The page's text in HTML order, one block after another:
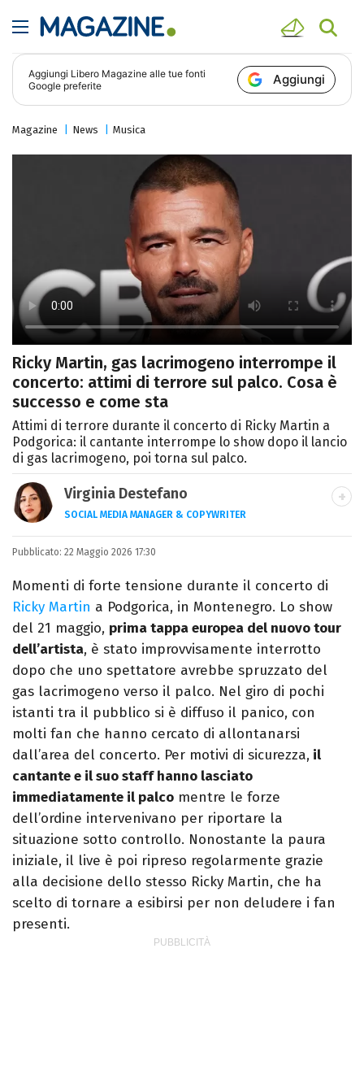
Aggiungi Libero Magazine alle tue fonti
Google preferite
Aggiungi
Magazine News Musica
Ricky Martin, gas lacrimogeno interrompe il
concerto: attimi di terrore sul palco. Cosa è
successo e come sta
Attimi di terrore durante il concerto di Ricky Martin a
Podgorica: il cantante interrompe lo show dopo il lancio
di gas lacrimogeno, poi torna sul palco.
Virginia Destefano
SOCIAL MEDIA MANAGER & COPYWRITER
Una passione smisurata per le serie TV.
Laurea in Cinema, Televisione e New Media,
videomaking e scrittura sono il mio
passatempo preferito.
Pubblicato: 22 Maggio 2026 17:30
Momenti di forte tensione durante il concerto di
Ricky Martin a Podgorica, in Montenegro. Lo show
del 21 maggio, prima tappa europea del nuovo tour
dell’artista, è stato improvvisamente interrotto
dopo che uno spettatore avrebbe spruzzato del
gas lacrimogeno verso il palco. Nel giro di pochi
istanti tra il pubblico si è diffuso il panico, con
molti fan che hanno cercato di allontanarsi
dall’area del concerto. Per motivi di sicurezza, il
cantante e il suo staff hanno lasciato
immediatamente il palco mentre le forze
dell’ordine intervenivano per riportare la
situazione sotto controllo. Nonostante la paura
iniziale, il live è poi ripreso regolarmente grazie
alla decisione dello stesso Ricky Martin, che ha
scelto di tornare a esibirsi per non deludere i fan
presenti.